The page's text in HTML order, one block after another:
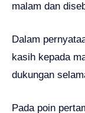
malam dan
Dalam
kasih kepada
dukungan
Pada poin